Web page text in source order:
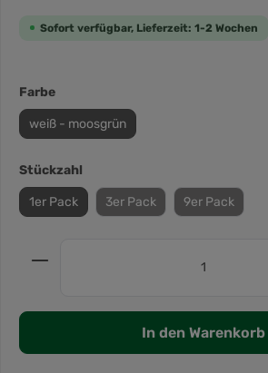
Sofort verfügbar, Lieferzeit: 1-2 Wochen
Farbe
weiß - moosgrün
Stückzahl
1er Pack 3er Pack 9er Pack
In den Warenkorb